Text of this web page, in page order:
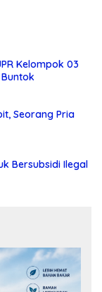
Kelompok 03
Seorang Pria
Bersubsidi Ilegal